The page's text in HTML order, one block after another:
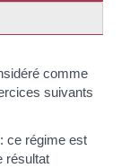
comme
suivants
ce régime est
résultat